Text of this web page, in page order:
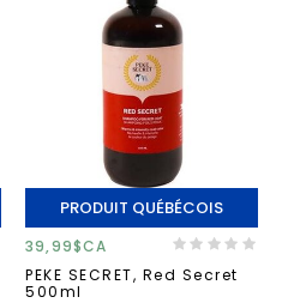
PRODUIT QUÉBÉCOIS
39,99$CA
PEKE SECRET, Red Secret
500ml